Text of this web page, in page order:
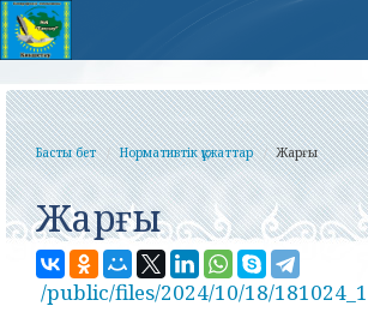
Басты бет Нормативтік құжаттар Жарғы
Жарғы
/public/files/2024/10/18/